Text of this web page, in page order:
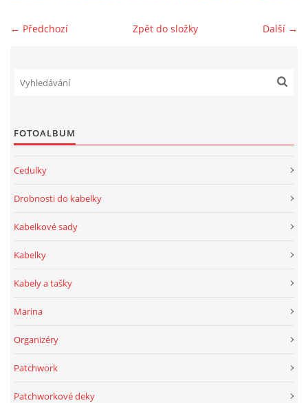
← Předchozí Další →
Zpět do složky
FOTOALBUM
Cedulky
Drobnosti do kabelky
Kabelkové sady
Kabelky
Kabely a tašky
Marina
Organizéry
Patchwork
Patchworkové deky